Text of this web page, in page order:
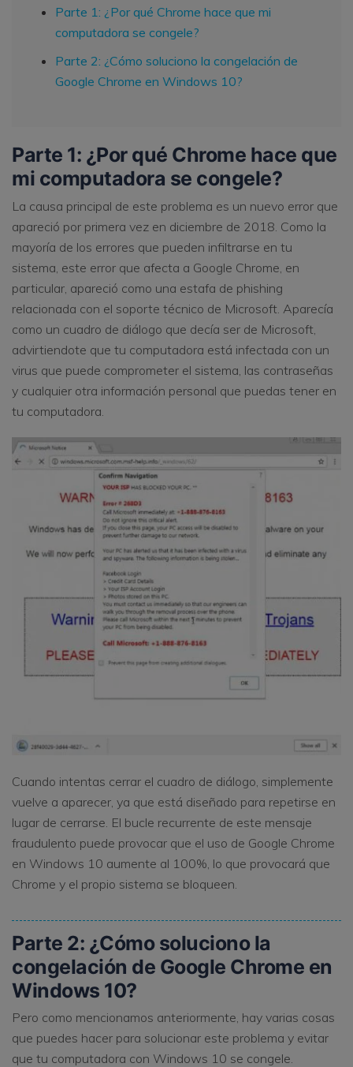
Parte 1: ¿Por qué Chrome hace que mi
computadora se congele?
Parte 2: ¿Cómo soluciono la congelación de
Google Chrome en Windows 10?
Parte 1: ¿Por qué Chrome hace que
mi computadora se congele?
La causa principal de este problema es un nuevo error que
apareció por primera vez en diciembre de 2018. Como la
mayoría de los errores que pueden infiltrarse en tu
sistema, este error que afecta a Google Chrome, en
particular, apareció como una estafa de phishing
relacionada con el soporte técnico de Microsoft. Aparecía
como un cuadro de diálogo que decía ser de Microsoft,
advirtiendote que tu computadora está infectada con un
virus que puede comprometer el sistema, las contraseñas
y cualquier otra información personal que puedas tener en
tu computadora.
Cuando intentas cerrar el cuadro de diálogo, simplemente
vuelve a aparecer, ya que está diseñado para repetirse en
lugar de cerrarse. El bucle recurrente de este mensaje
fraudulento puede provocar que el uso de Google Chrome
en Windows 10 aumente al 100%, lo que provocará que
Chrome y el propio sistema se bloqueen.
Parte 2: ¿Cómo soluciono la
congelación de Google Chrome en
Windows 10?
Pero como mencionamos anteriormente, hay varias cosas
que puedes hacer para solucionar este problema y evitar
que tu computadora con Windows 10 se congele.